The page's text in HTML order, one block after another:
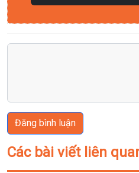
Đăng bình luận
Các bài viết liên